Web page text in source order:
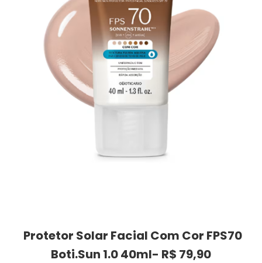
Protetor Solar Facial Com Cor FPS70
Boti.Sun 1.0 40ml- R$ 79,90